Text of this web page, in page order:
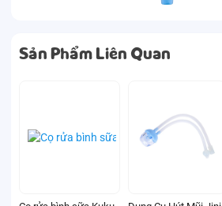
Sản Phẩm Liên Quan